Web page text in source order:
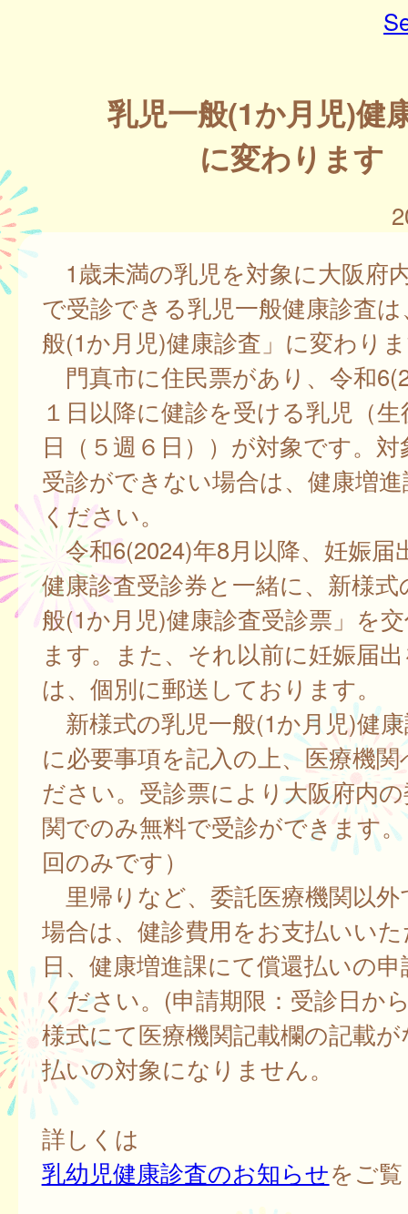
乳児一般(1か月児)健
に変わります
1歳未満の乳児を対象に大阪府
で受診できる乳児一般健康診査
般(1か月児)健康診査」に変わり
門真市に住民票があり、令和
１日以降に健診を受ける乳児（
日（５週６日））が対象です。
受診ができない場合は、健康増
ください。
令和6(2024)年8月以降、妊娠届
健康診査受診券と一緒に、新様式
般(1か月児)健康診査受診票」を
ます。また、それ以前に妊娠届
は、個別に郵送しております。
新様式の乳児一般(1か月児)健
に必要事項を記入の上、医療機
ださい。受診票により大阪府内
関でのみ無料で受診ができます
回のみです）
里帰りなど、委託医療機関以外
場合は、健診費用をお支払いい
日、健康増進課にて償還払いの
ください。(申請期限：受診日か
様式にて医療機関記載欄の記載
払いの対象になりません。
詳しくは
乳幼児健康診査のお知らせをご